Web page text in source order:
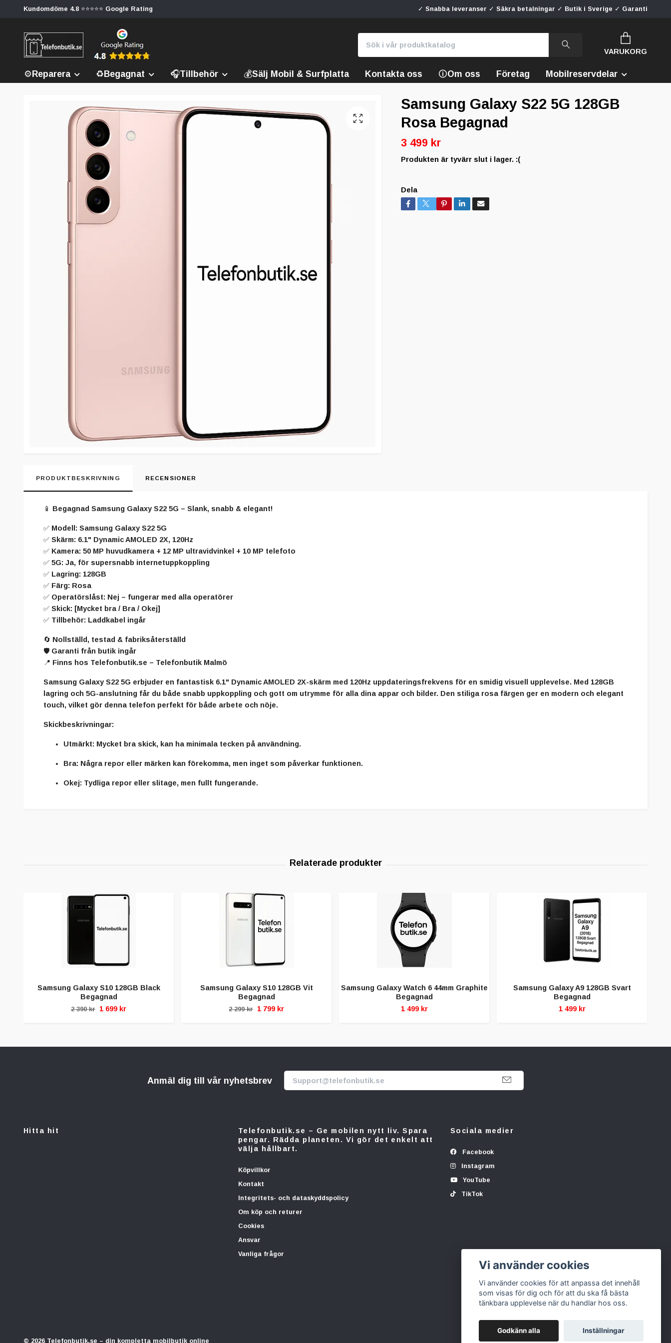
Kundomdöme 4.8 ⭐⭐⭐⭐⭐ Google Rating ✓ Snabba leveranser ✓ Säkra betalningar ✓ Butik i Sverige ✓ Garanti
VARUKORG
⚙️Reparera ♻️Begagnat 🎧Tillbehör 💰Sälj Mobil & Surfplatta Kontakta oss 🛈Om oss Företag Mobilreservdelar
Samsung Galaxy S22 5G 128GB
Rosa Begagnad
3 499 kr
Produkten är tyvärr slut i lager. :(
Dela
PRODUKTBESKRIVNING RECENSIONER
📱 Begagnad Samsung Galaxy S22 5G – Slank, snabb & elegant!
✅ Modell: Samsung Galaxy S22 5G
✅ Skärm: 6.1" Dynamic AMOLED 2X, 120Hz
✅ Kamera: 50 MP huvudkamera + 12 MP ultravidvinkel + 10 MP telefoto
✅ 5G: Ja, för supersnabb internetuppkoppling
✅ Lagring: 128GB
✅ Färg: Rosa
✅ Operatörslåst: Nej – fungerar med alla operatörer
✅ Skick: [Mycket bra / Bra / Okej]
✅ Tillbehör: Laddkabel ingår
🔄 Nollställd, testad & fabriksåterställd
🛡️ Garanti från butik ingår
📍 Finns hos Telefonbutik.se – Telefonbutik Malmö
Samsung Galaxy S22 5G erbjuder en fantastisk 6.1" Dynamic AMOLED 2X-skärm med 120Hz uppdateringsfrekvens för en smidig visuell upplevelse. Med 128GB
lagring och 5G-anslutning får du både snabb uppkoppling och gott om utrymme för alla dina appar och bilder. Den stiliga rosa färgen ger en modern och elegant
touch, vilket gör denna telefon perfekt för både arbete och nöje.
Skickbeskrivningar:
Utmärkt: Mycket bra skick, kan ha minimala tecken på användning.
Bra: Några repor eller märken kan förekomma, men inget som påverkar funktionen.
Okej: Tydliga repor eller slitage, men fullt fungerande.
Samsung Galaxy S10 128GB Black
Begagnad
2 390 kr 1 699 kr
Samsung Galaxy S10 128GB Vit
Begagnad
2 299 kr 1 799 kr
Samsung Galaxy Watch 6 44mm Graphite
Begagnad
1 499 kr
Samsung Galaxy A9 128GB Svart
Begagnad
1 499 kr
Anmäl dig till vår nyhetsbrev
Hitta hit
Telefonbutik.se – Ge mobilen nytt liv. Spara
pengar. Rädda planeten. Vi gör det enkelt att
välja hållbart.
Köpvillkor
Kontakt
Integritets- och dataskyddspolicy
Om köp och returer
Cookies
Ansvar
Vanliga frågor
Sociala medier
Facebook
Instagram
YouTube
TikTok
© 2026 Telefonbutik.se – din kompletta mobilbutik online
Vi använder cookies
Vi använder cookies för att anpassa det innehåll
som visas för dig och för att du ska få bästa
tänkbara upplevelse när du handlar hos oss.
Godkänn alla Inställningar